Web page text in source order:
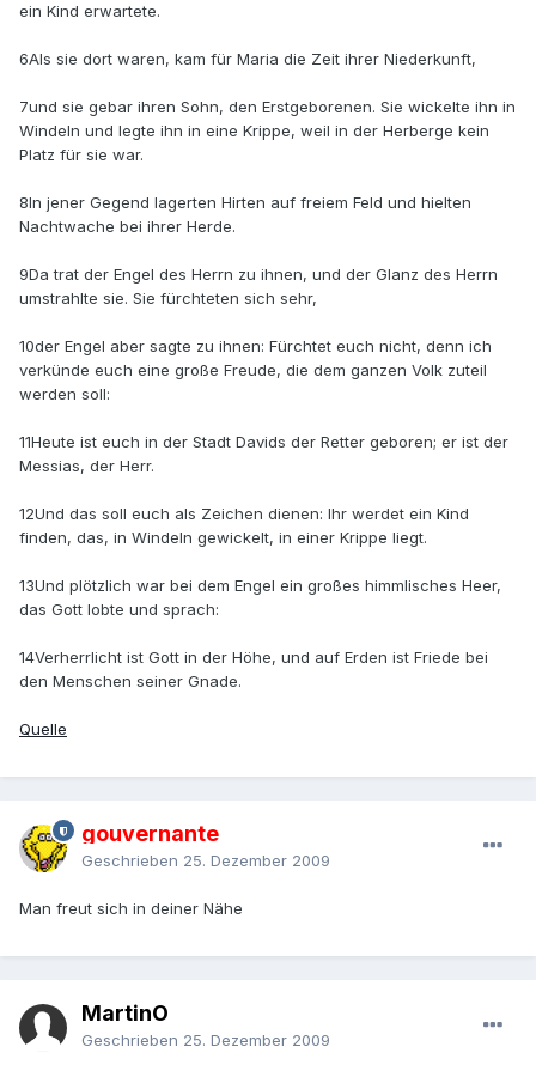
ein Kind erwartete.
6Als sie dort waren, kam für Maria die Zeit ihrer Niederkunft,
7und sie gebar ihren Sohn, den Erstgeborenen. Sie wickelte ihn in
Windeln und legte ihn in eine Krippe, weil in der Herberge kein
Platz für sie war.
8In jener Gegend lagerten Hirten auf freiem Feld und hielten
Nachtwache bei ihrer Herde.
9Da trat der Engel des Herrn zu ihnen, und der Glanz des Herrn
umstrahlte sie. Sie fürchteten sich sehr,
10der Engel aber sagte zu ihnen: Fürchtet euch nicht, denn ich
verkünde euch eine große Freude, die dem ganzen Volk zuteil
werden soll:
11Heute ist euch in der Stadt Davids der Retter geboren; er ist der
Messias, der Herr.
12Und das soll euch als Zeichen dienen: Ihr werdet ein Kind
finden, das, in Windeln gewickelt, in einer Krippe liegt.
13Und plötzlich war bei dem Engel ein großes himmlisches Heer,
das Gott lobte und sprach:
14Verherrlicht ist Gott in der Höhe, und auf Erden ist Friede bei
den Menschen seiner Gnade.
Quelle
gouvernante
Geschrieben 25. Dezember 2009
Man freut sich in deiner Nähe
MartinO
Geschrieben 25. Dezember 2009